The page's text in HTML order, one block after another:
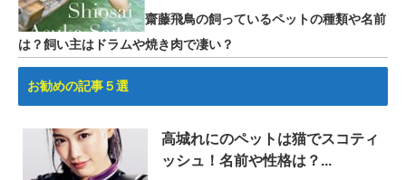
齋藤飛鳥の飼っているペットの種類や名前
は？飼い主はドラムや焼き肉で凄い？
お勧めの記事５選
高城れにのペットは猫でスコティ
ッシュ！名前や性格は？...